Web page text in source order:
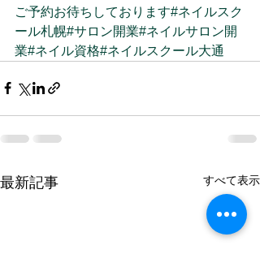
ご予約お待ちしております#ネイルスク
ール札幌#サロン開業#ネイルサロン開
業#ネイル資格#ネイルスクール大通
最新記事 すべて表示